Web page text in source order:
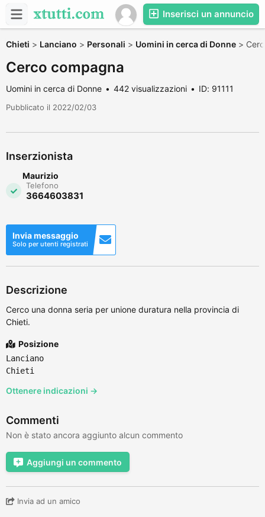
Inserisci un annuncio
Chieti > Lanciano > Personali > Uomini in cerca di Donne >
Cerco compagna
Uomini in cerca di Donne 442 visualizzazioni ID: 91111
Pubblicato il 2022/02/03
Inserzionista
Maurizio
Telefono
3664603831
Invia messaggio
Solo per utenti registrati
Descrizione
Cerco una donna seria per unione duratura nella provincia di
Chieti.
Posizione
Lanciano
Chieti
Ottenere indicazioni →
Commenti
Non è stato ancora aggiunto alcun commento
Aggiungi un commento
Invia ad un amico